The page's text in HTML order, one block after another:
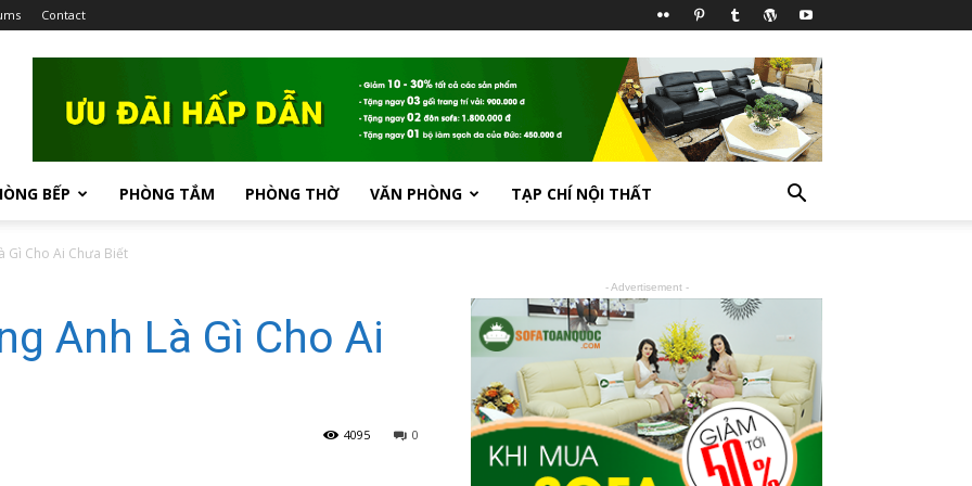
Contact
BẾP PHÒNG TẮM PHÒNG THỜ VĂN PHÒNG TẠP CHÍ NỘI THẤT
Gì Cho Ai Chưa Biết
Anh Là Gì Cho Ai
0
4095
- Advertisement -